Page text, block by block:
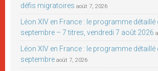
défis migratoires août 7, 2026
Léon XIV en France : le programme détaillé
septembre – 7 titres, vendredi 7 août 2026
Léon XIV en France : le programme détaillé
septembre août 7, 2026